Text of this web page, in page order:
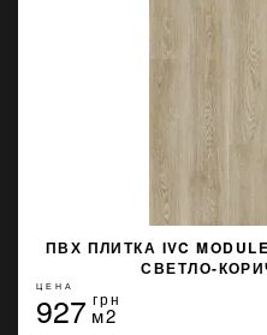
ПВХ ПЛИТКА IVC
СВЕТЛО-
ЦЕНА
927 грн
м2